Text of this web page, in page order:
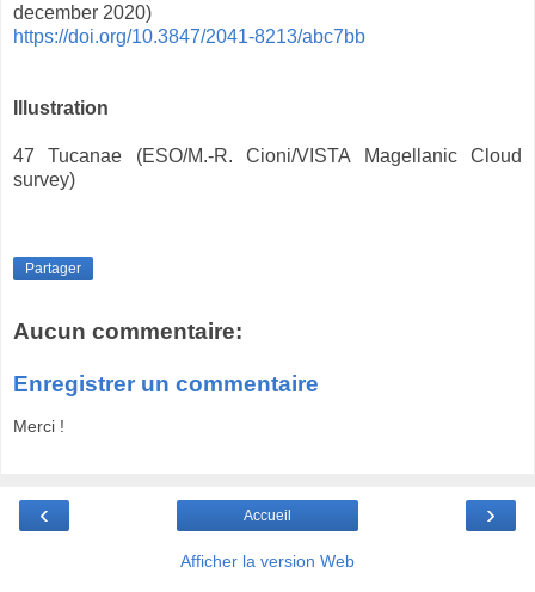
december 2020)
https://doi.org/10.3847/2041-8213/abc7bb
Illustration
47 Tucanae (ESO/M.-R. Cioni/VISTA Magellanic Cloud
survey)
Partager
Aucun commentaire:
Enregistrer un commentaire
Merci !
‹ ›
Accueil
Afficher la version Web